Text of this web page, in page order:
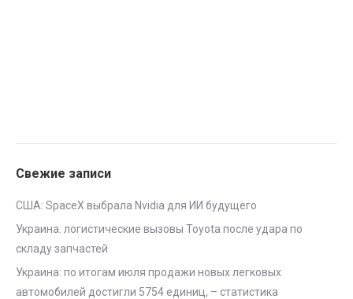
Свежие записи
США: SpaceX выбрала Nvidia для ИИ будущего
Украина: логистические вызовы Toyota после удара по
складу запчастей
Украина: по итогам июля продажи новых легковых
автомобилей достигли 5754 единиц, – статистика